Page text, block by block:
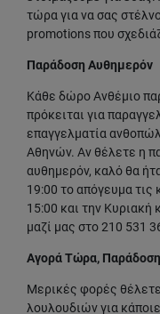
τώρα για να σας
promotions που
Παράδοση Αυθημερόν
Κάθε δώρο Ανθέμιο
πρόκειται για
επαγγελματία
Αθηνών. Αν θέλετε η
αυθημερόν, καλό θα
19:00 το απόγευμα τις
15:00 και την Κυριακή
μαζί μας στο 210 531
Αγορά Τώρα,
Μερικές φορές
λουλουδιών για